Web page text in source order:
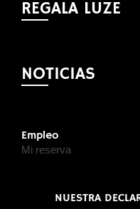
REGALA LUZE
NOTICIAS
Empleo
Mi reserva
NUESTRA